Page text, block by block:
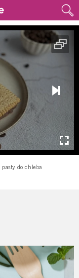
pasty do chleba